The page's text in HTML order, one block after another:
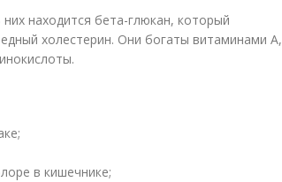
находится бета-глюкан, который
холестерин. Они богаты витаминами А,
в кишечнике;